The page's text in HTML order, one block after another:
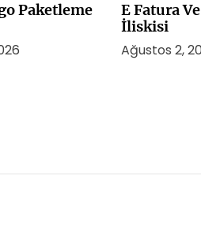
Paketleme
E Fatura
İliskisi
Ağustos 2,